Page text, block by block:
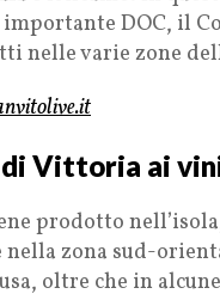
DOC, il
nelle varie zone
di Vittoria ai
prodotto
zona sud-
oltre che in